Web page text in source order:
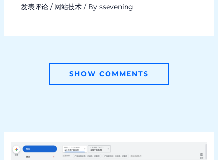
发表评论 / 网站技术/ By ssevening
SHOW COMMENTS